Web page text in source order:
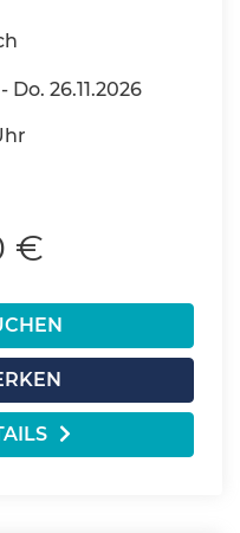
Do. 26.11.2026
€